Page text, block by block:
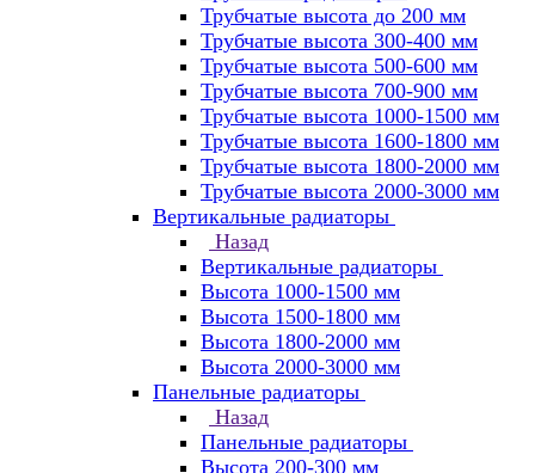
Трубчатые высота до 200 мм
Трубчатые высота 300-400 мм
Трубчатые высота 500-600 мм
Трубчатые высота 700-900 мм
Трубчатые высота 1000-1500 мм
Трубчатые высота 1600-1800 мм
Трубчатые высота 1800-2000 мм
Трубчатые высота 2000-3000 мм
Вертикальные радиаторы
Назад
Вертикальные радиаторы
Высота 1000-1500 мм
Высота 1500-1800 мм
Высота 1800-2000 мм
Высота 2000-3000 мм
Панельные радиаторы
Назад
Панельные радиаторы
Высота 200-300 мм